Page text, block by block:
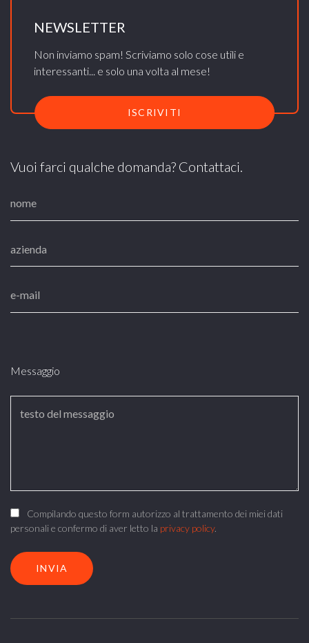
NEWSLETTER
Non inviamo spam! Scriviamo solo cose utili e
interessanti... e solo una volta al mese!
ISCRIVITI
Vuoi farci qualche domanda? Contattaci.
Messaggio
Compilando questo form autorizzo al trattamento dei miei dati
personali e confermo di aver letto la privacy policy.